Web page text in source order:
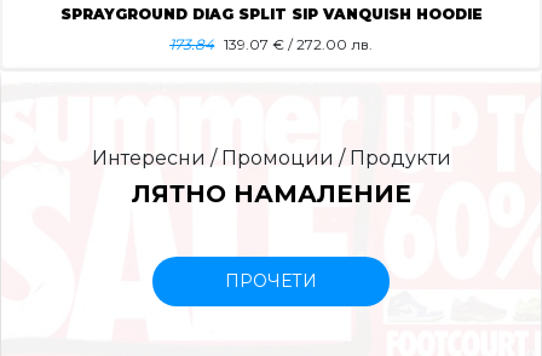
SPRAYGROUND DIAG SPLIT SIP VANQUISH HOODIE
173.84 139.07 € / 272.00 лв.
Интересни / Промоции / Продукти
ЛЯТНО НАМАЛЕНИЕ
ПРОЧЕТИ